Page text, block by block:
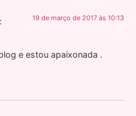
19 de março de 2017 às 10:13
e estou apaixonada .